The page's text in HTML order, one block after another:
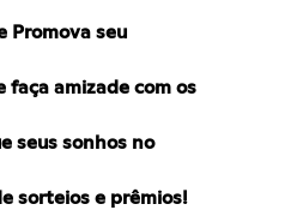
Promova seu
faça amizade com os
seus sonhos no
sorteios e prêmios!